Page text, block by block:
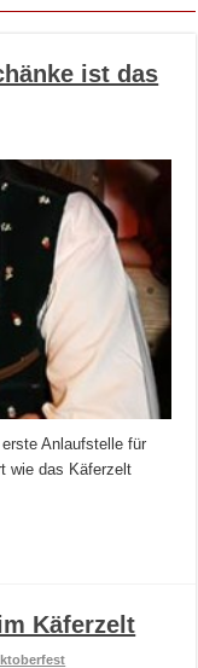
ist das
Anlaufstelle für
wie das Käferzelt
Käferzelt